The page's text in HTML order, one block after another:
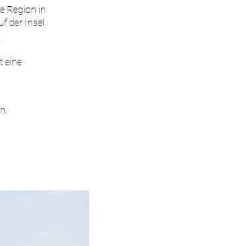
Region in
der Insel
eine